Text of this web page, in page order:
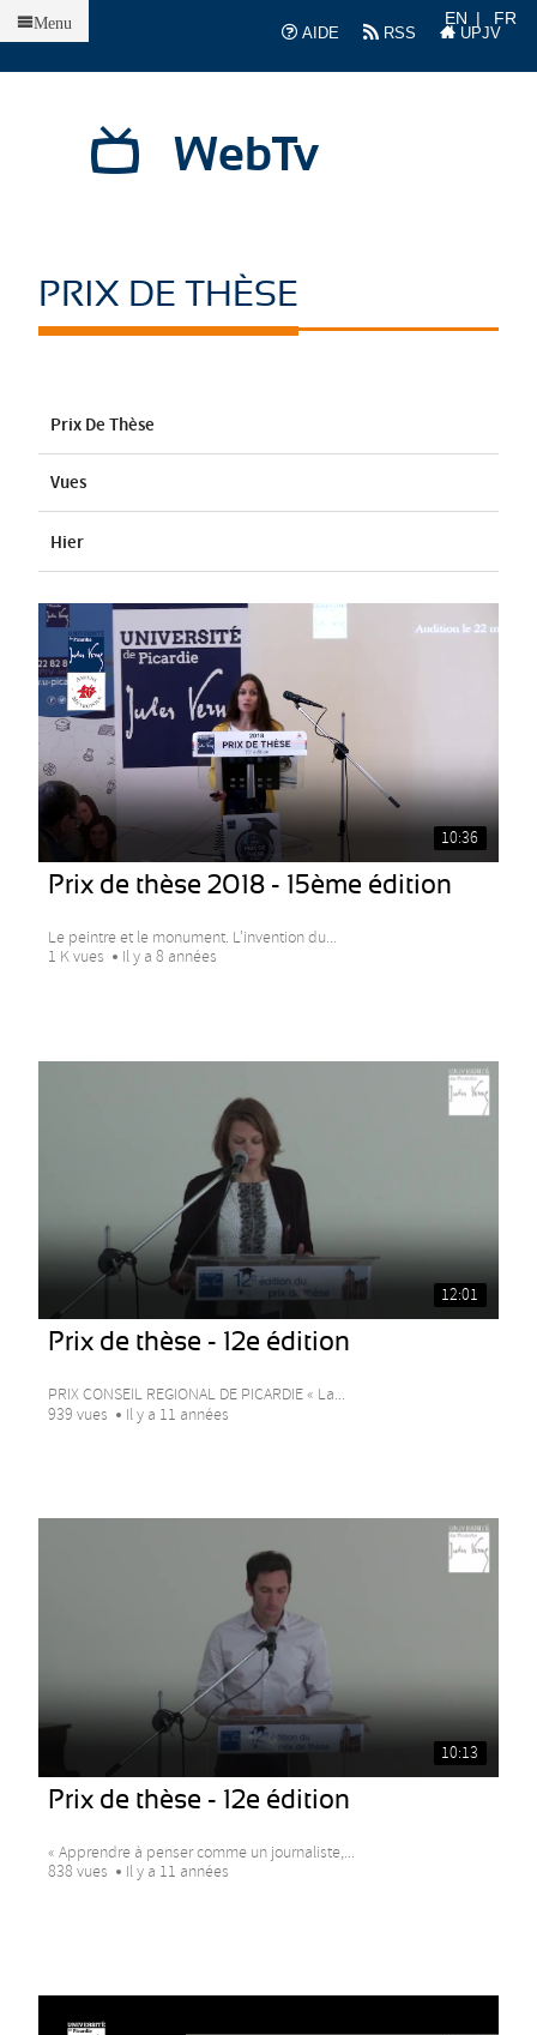
AIDE
RSS UPJV
EN FR
WebTv
Menu
PRIX DE THÈSE
Prix De Thèse
Vues
Hier
10:36
Prix de thèse 2018 - 15ème édition
Le peintre et le monument. L'invention du...
1 K vues
Il y a 8 années
12:01
Prix de thèse - 12e édition
PRIX CONSEIL REGIONAL DE PICARDIE « La...
939 vues
Il y a 11 années
10:13
Prix de thèse - 12e édition
« Apprendre à penser comme un journaliste,...
838 vues
Il y a 11 années